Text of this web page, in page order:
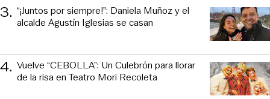
3. “¡Juntos por siempre!”: Daniela Muñoz y el
alcalde Agustín Iglesias se casan
4. Vuelve “CEBOLLA”: Un Culebrón para llorar
de la risa en Teatro Mori Recoleta